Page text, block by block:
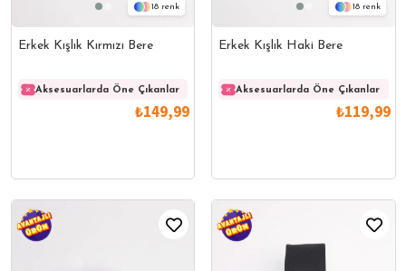
18
Erkek Kışlık Kırmızı Bere
Aksesuarlarda Öne Çıkanlar Aksesuarlarda Öne Çıkanlar
₺149,99
18
Erkek Kışlık Haki Bere
Aksesuarlarda Öne Çıkanlar
₺119,99